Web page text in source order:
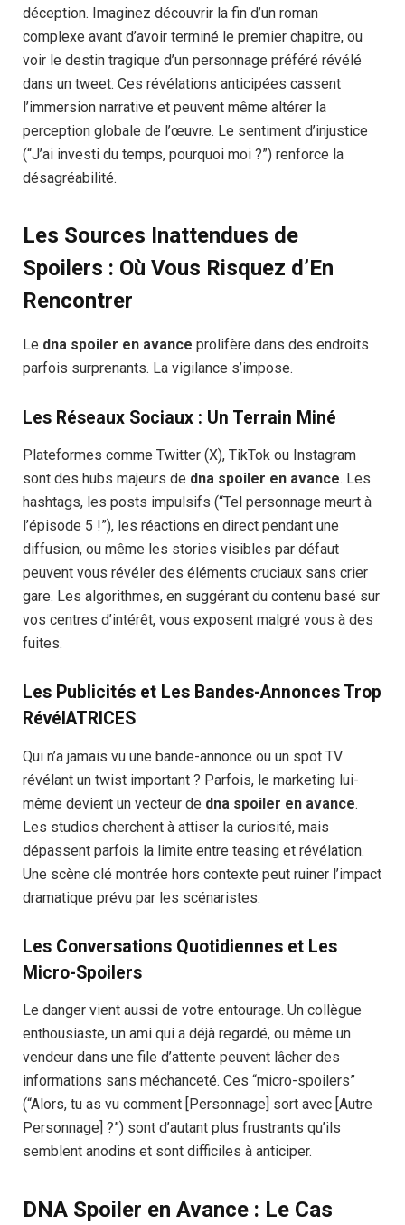
déception. Imaginez découvrir la fin d’un roman
complexe avant d’avoir terminé le premier chapitre, ou
voir le destin tragique d’un personnage préféré révélé
dans un tweet. Ces révélations anticipées cassent
l’immersion narrative et peuvent même altérer la
perception globale de l’œuvre. Le sentiment d’injustice
(“J’ai investi du temps, pourquoi moi ?”) renforce la
désagréabilité.
Les Sources Inattendues de
Spoilers : Où Vous Risquez d’En
Rencontrer
Le dna spoiler en avance prolifère dans des endroits
parfois surprenants. La vigilance s’impose.
Les Réseaux Sociaux : Un Terrain Miné
Plateformes comme Twitter (X), TikTok ou Instagram
sont des hubs majeurs de dna spoiler en avance. Les
hashtags, les posts impulsifs (“Tel personnage meurt à
l’épisode 5 !”), les réactions en direct pendant une
diffusion, ou même les stories visibles par défaut
peuvent vous révéler des éléments cruciaux sans crier
gare. Les algorithmes, en suggérant du contenu basé sur
vos centres d’intérêt, vous exposent malgré vous à des
fuites.
Les Publicités et Les Bandes-Annonces Trop
RévélATRICES
Qui n’a jamais vu une bande-annonce ou un spot TV
révélant un twist important ? Parfois, le marketing lui-
même devient un vecteur de dna spoiler en avance.
Les studios cherchent à attiser la curiosité, mais
dépassent parfois la limite entre teasing et révélation.
Une scène clé montrée hors contexte peut ruiner l’impact
dramatique prévu par les scénaristes.
Les Conversations Quotidiennes et Les
Micro-Spoilers
Le danger vient aussi de votre entourage. Un collègue
enthousiaste, un ami qui a déjà regardé, ou même un
vendeur dans une file d’attente peuvent lâcher des
informations sans méchanceté. Ces “micro-spoilers”
(“Alors, tu as vu comment [Personnage] sort avec [Autre
Personnage] ?”) sont d’autant plus frustrants qu’ils
semblent anodins et sont difficiles à anticiper.
DNA Spoiler en Avance : Le Cas